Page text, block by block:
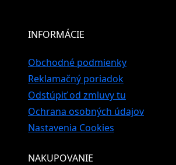
INFORMÁCIE
Obchodné podmienky
Reklamačný poriadok
Odstúpiť od zmluvy tu
Ochrana osobných údajov
Nastavenia Cookies
NAKUPOVANIE